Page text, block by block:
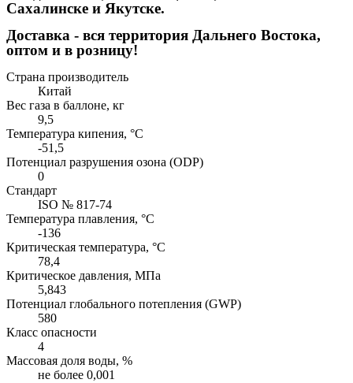
Сахалинске и Якутске.
Доставка - вся территория Дальнего Востока,
оптом и в розницу!
Страна производитель
Китай
Вес газа в баллоне, кг
9,5
Температура кипения, °С
-51,5
Потенциал разрушения озона (ODP)
0
Стандарт
ISO № 817-74
Температура плавления, °С
-136
Критическая температура, °С
78,4
Критическое давления, МПа
5,843
Потенциал глобального потепления (GWP)
580
Класс опасности
4
Массовая доля воды, %
не более 0,001